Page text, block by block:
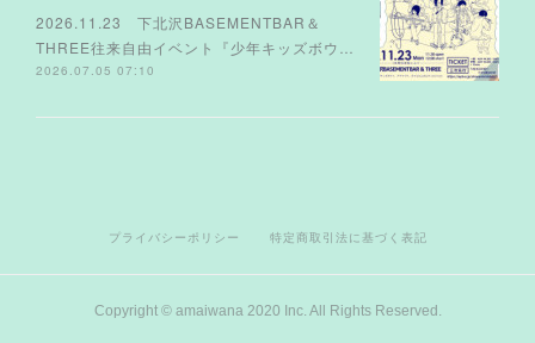
2026.11.23 下北沢BASEMENTBAR＆
THREE往来自由イベント『少年キッズボウ…
2026.07.05 07:10
プライバシーポリシー 特定商取引法に基づく表記
Copyright © amaiwana 2020 Inc. All Rights Reserved.